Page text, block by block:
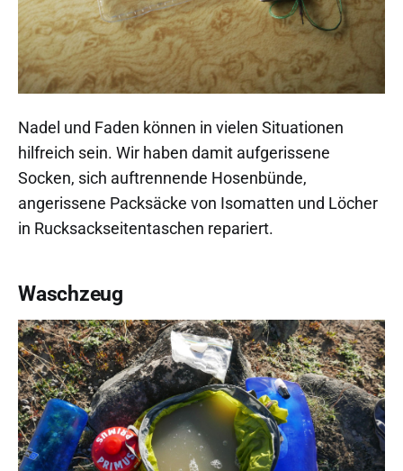
Nadel und Faden können in vielen Situationen
hilfreich sein. Wir haben damit aufgerissene
Socken, sich auftrennende Hosenbünde,
angerissene Packsäcke von Isomatten und Löcher
in Rucksackseitentaschen repariert.
Waschzeug